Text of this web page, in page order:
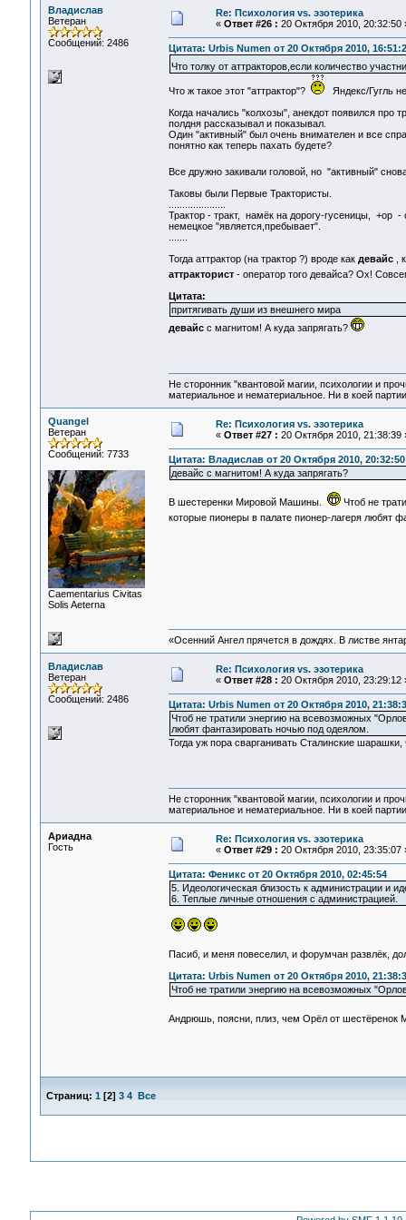
Владислав
Ветеран
Сообщений: 2486
Re: Психология vs. эзотерика
« Ответ #26 : 20 Октября 2010, 20:32:50
Цитата: Urbis Numen от 20 Октября 2010,
Что толку от аттракторов,если количество
Что ж такое этот "аттрактор"?
Яндекс/Гугль не
Когда начались "колхозы", анекдот появился про
полдня рассказывал и показывал.
Один "активный" был очень внимателен и все
понятно как теперь пахать будете?
Все дружно закивали головой, но "активный"
Таковы были Первые Трактористы.
Трактор - тракт, намёк на дорогу-гусеницы, +ор
немецкое "является,пребывает".
Тогда аттрактор (на трактор ?) вроде как девайс
,
аттракторист - оператор того девайса? Ох!
Цитата:
притягивать души из внешнего мира
девайс с магнитом! А куда запрягать?
Не сторонник "квантовой магии, психологии и
материальное и нематериальное. Ни в коей
Quangel
Ветеран
Сообщений: 7733
Сaementarius Civitas
Solis Aeterna
Re: Психология vs. эзотерика
« Ответ #27 : 20 Октября 2010, 21:38:39
Цитата: Владислав от 20 Октября 2010, 20:32:50
девайс с магнитом! А куда запрягать?
В шестеренки Мировой Машины.
Чтоб не
которые пионеры в палате пионер-лагеря любят
«Осенний Ангел прячется в дождях. В листве
Владислав
Ветеран
Сообщений: 2486
Re: Психология vs. эзотерика
« Ответ #28 : 20 Октября 2010, 23:29:12
Цитата: Urbis Numen от 20 Октября 2010,
Чтоб не тратили энергию на всевозможных
любят фантазировать ночью под одеялом.
Тогда уж пора сварганивать Сталинские
Не сторонник "квантовой магии, психологии и
материальное и нематериальное. Ни в коей
Ариадна
Гость
Re: Психология vs. эзотерика
« Ответ #29 : 20 Октября 2010, 23:35:07
Цитата: Феникс от 20 Октября 2010, 02:45:54
5. Идеологическая близость к администрации и
6. Теплые личные отношения с администрацией.
Пасиб, и меня повеселил, и форумчан развлёк,
Цитата: Urbis Numen от 20 Октября 2010,
Чтоб не тратили энергию на всевозможных
Андрюшь, поясни, плиз, чем Орёл от шестёренок
Страниц: 1 [2] 3 4 Все